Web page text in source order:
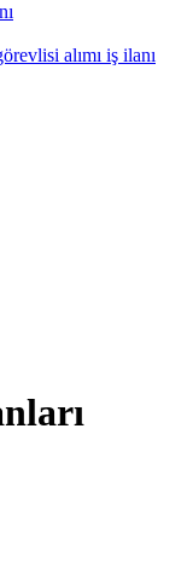
alımı iş ilanı